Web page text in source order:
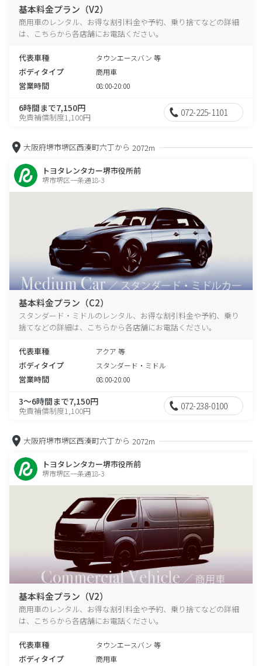
基本料金プラン（V2）
商用車のレンタル、お得な割引料金や予約、乗り捨てなどの詳細
は、こちらから各店舗にお電話ください。
代表車種 タウンエースバン 等
ボディタイプ 商用車
営業時間 08:00-20:00
6時間まで7,150円
免責補償制度1,100円 072-225-1101
大阪府堺市堺区西湊町六丁から 2072m
トヨタレンタカー堺市役所前
堺市堺区一条通18-3
基本料金プラン（C2）
スタンダード・ミドルのレンタル、お得な割引料金や予約、乗り
捨てなどの詳細は、こちらから各店舗にお電話ください。
代表車種 アクア 等
ボディタイプ スタンダード・ミドル
営業時間 08:00-20:00
3～6時間まで7,150円
免責補償制度1,100円 072-238-0100
大阪府堺市堺区西湊町六丁から 2072m
トヨタレンタカー堺市役所前
堺市堺区一条通18-3
基本料金プラン（V2）
商用車のレンタル、お得な割引料金や予約、乗り捨てなどの詳細
は、こちらから各店舗にお電話ください。
代表車種 タウンエースバン 等
ボディタイプ 商用車